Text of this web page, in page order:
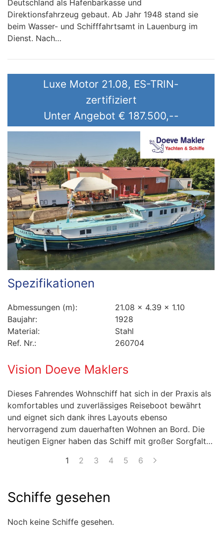
Deutschland als Hafenbarkasse und
Direktionsfahrzeug gebaut. Ab Jahr 1948 stand sie
beim Wasser- und Schifffahrtsamt in Lauenburg im
Dienst. Nach…
Luxe Motor 21.08, ES-TRIN-
zertifiziert
Unter Angebot € 187.500,--
Spezifikationen
Abmessungen (m):
21.08 x 4.39 x 1.10
Baujahr:
1928
Material:
Stahl
Ref. Nr.:
260704
Vision Doeve Maklers
Dieses Fahrendes Wohnschiff hat sich in der Praxis als
komfortables und zuverlässiges Reiseboot bewährt
und eignet sich dank ihres Layouts ebenso
hervorragend zum dauerhaften Wohnen an Bord. Die
heutigen Eigner haben das Schiff mit großer Sorgfalt…
1
2 3 4 5 6
Schiffe gesehen
Noch keine Schiffe gesehen.